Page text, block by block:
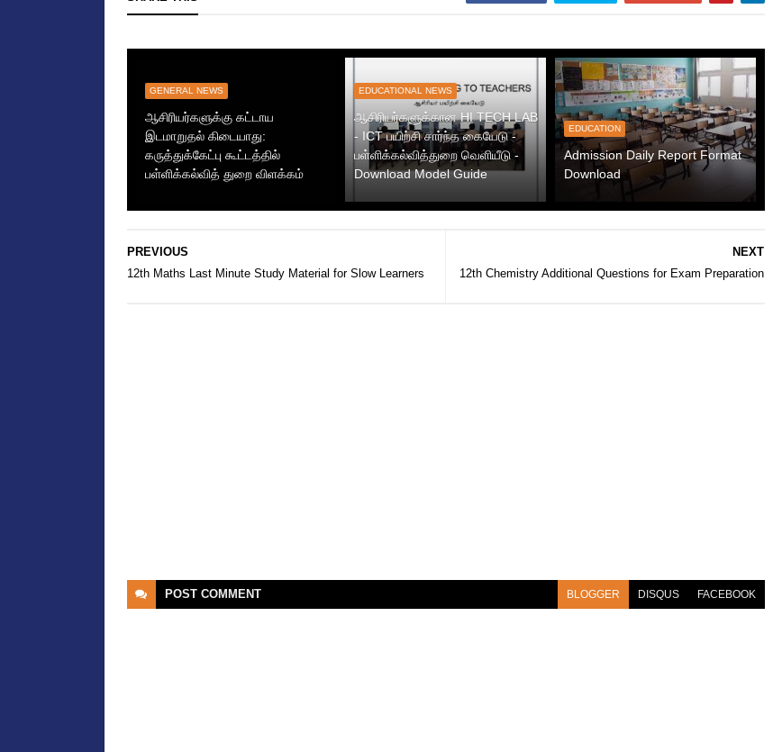
GENERAL NEWS
ஆசிரியர்களுக்கு கட்டாய
இடமாறுதல் கிடையாது:
கருத்துக்கேட்பு கூட்டத்தில்
பள்ளிக்கல்வித் துறை விளக்கம்
EDUCATIONAL NEWS
ஆசிரியர்களுக்கான HI TECH LAB
- ICT பயிற்சி சார்ந்த கையேடு -
பள்ளிக்கல்வித்துறை வெளியீடு -
Download Model Guide
EDUCATION
Admission Daily Report Format
Download
NEXT
12th Chemistry Additional Questions for Exam Preparation
PREVIOUS
12th Maths Last Minute Study Material for Slow Learners
POST COMMENT BLOGGER DISQUS FACEBOOK